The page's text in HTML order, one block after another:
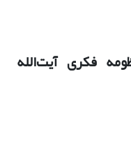
فکری آیت‌الله